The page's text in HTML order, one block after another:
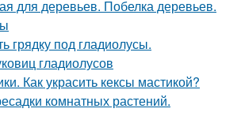
для деревьев. Побелка деревьев.
грядку под гладиолусы.
гладиолусов
Как украсить кексы мастикой?
комнатных растений.